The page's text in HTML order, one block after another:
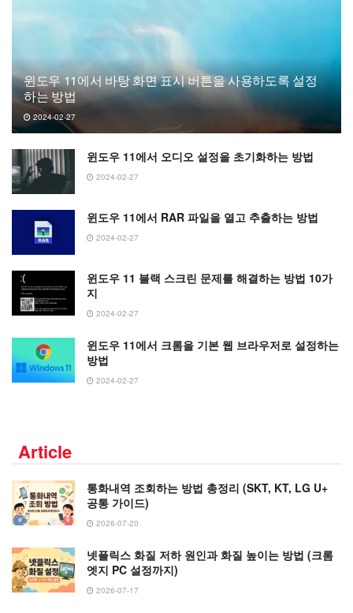
윈도우 11에서 바탕 화면 표시 버튼을 사용하도록 설정
하는 방법
2024-02-27
윈도우 11에서 오디오 설정을 초기화하는 방법
2024-02-27
윈도우 11에서 RAR 파일을 열고 추출하는 방법
2024-02-27
윈도우 11 블랙 스크린 문제를 해결하는 방법 10가
지
2024-02-27
윈도우 11에서 크롬을 기본 웹 브라우저로 설정하는
방법
2024-02-27
Article
통화내역 조회하는 방법 총정리 (SKT, KT, LG U+
공통 가이드)
2026-07-20
넷플릭스 화질 저하 원인과 화질 높이는 방법 (크롬
엣지 PC 설정까지)
2026-07-17